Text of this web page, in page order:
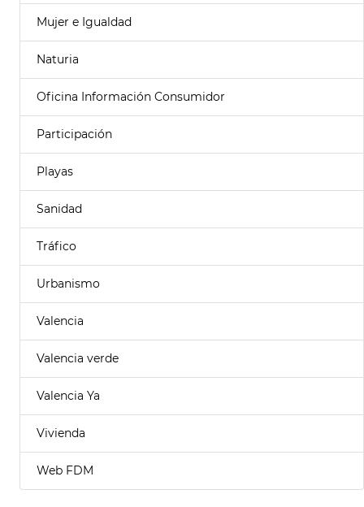
Mujer e Igualdad
Naturia
Oficina Información Consumidor
Participación
Playas
Sanidad
Tráfico
Urbanismo
Valencia
Valencia verde
Valencia Ya
Vivienda
Web FDM